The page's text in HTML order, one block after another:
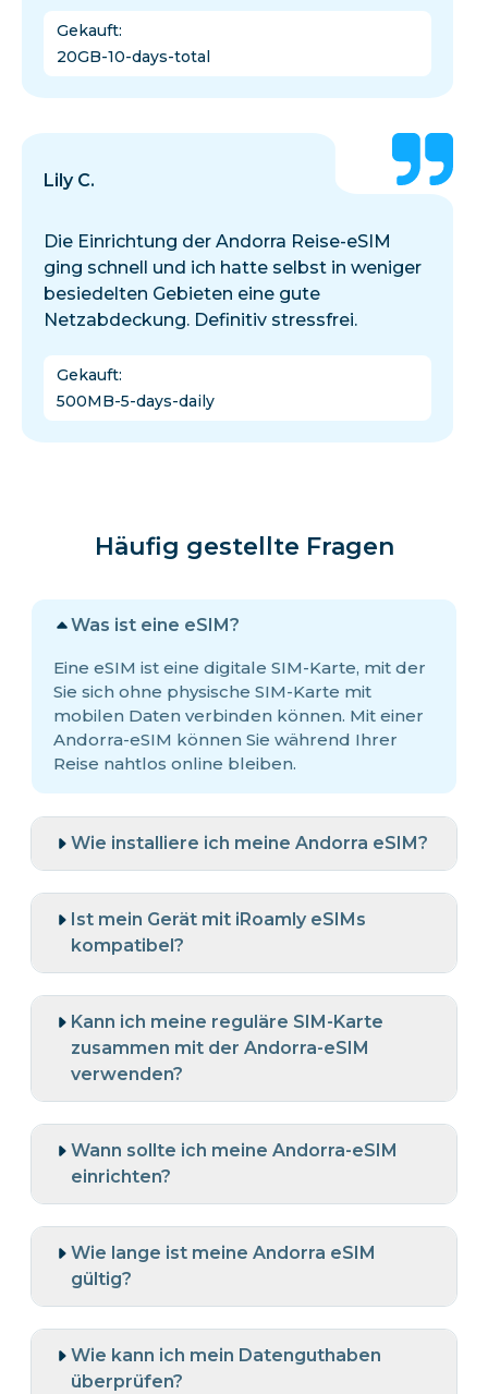
Gekauft:
20GB-10-days-total
Lily C.
Die Einrichtung der Andorra Reise-eSIM
ging schnell und ich hatte selbst in weniger
besiedelten Gebieten eine gute
Netzabdeckung. Definitiv stressfrei.
Gekauft:
500MB-5-days-daily
Häufig gestellte Fragen
Was ist eine eSIM?
Eine eSIM ist eine digitale SIM-Karte, mit der
Sie sich ohne physische SIM-Karte mit
mobilen Daten verbinden können. Mit einer
Andorra-eSIM können Sie während Ihrer
Reise nahtlos online bleiben.
Wie installiere ich meine Andorra eSIM?
Ist mein Gerät mit iRoamly eSIMs
kompatibel?
Kann ich meine reguläre SIM-Karte
zusammen mit der Andorra-eSIM
verwenden?
Wann sollte ich meine Andorra-eSIM
einrichten?
Wie lange ist meine Andorra eSIM
gültig?
Wie kann ich mein Datenguthaben
überprüfen?